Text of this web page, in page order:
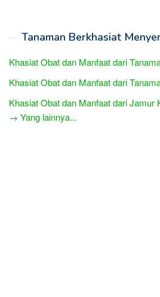
Tanaman Berkhasiat
Khasiat Obat dan Manfaat dari
Khasiat Obat dan Manfaat dari
Khasiat Obat dan Manfaat dari Jamur
→ Yang lainnya...